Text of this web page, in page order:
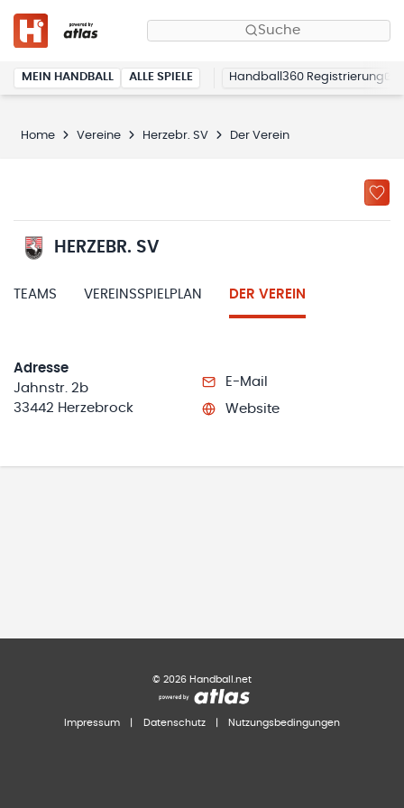
Suche
MEIN HANDBALL ALLE SPIELE Handball360 Registrierung
Home Vereine Herzebr. SV Der Verein
HERZEBR. SV
TEAMS VEREINSSPIELPLAN DER VEREIN
Adresse
Jahnstr. 2b
33442 Herzebrock
E-Mail
Website
© 2026 Handball.net
Impressum Datenschutz Nutzungsbedingungen